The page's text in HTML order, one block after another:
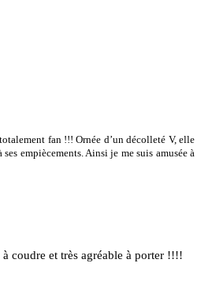
fan !!! Ornée d’un décolleté V, elle
empiècements. Ainsi je me suis amusée à
coudre et très agréable à porter !!!!